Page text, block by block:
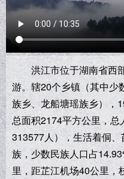
洪江市位于湖南省西
游。辖20个乡镇（其中少
族乡、龙船塘瑶族乡），
总面积2174平方公里，
313577人），生活着侗
族，少数民族人口占
里，距芷江机场40公里，